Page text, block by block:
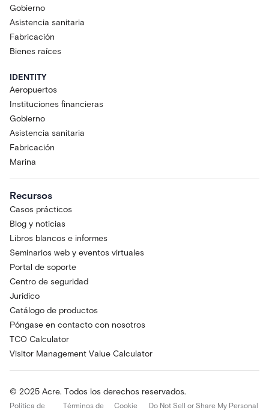
Gobierno
Asistencia sanitaria
Fabricación
Bienes raíces
IDENTITY
Aeropuertos
Instituciones financieras
Gobierno
Asistencia sanitaria
Fabricación
Marina
Recursos
Casos prácticos
Blog y noticias
Libros blancos e informes
Seminarios web y eventos virtuales
Portal de soporte
Centro de seguridad
Jurídico
Catálogo de productos
Póngase en contacto con nosotros
TCO Calculator
Visitor Management Value Calculator
© 2025 Acre. Todos los derechos reservados.
Política de Términos de Cookie Do Not Sell or Share My Personal